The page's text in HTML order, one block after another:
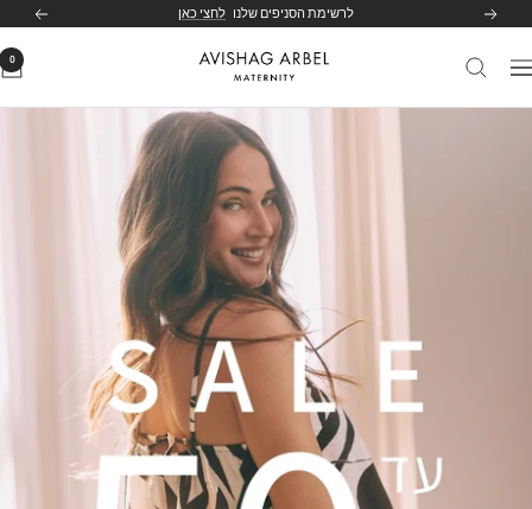
הקודם לרשימת הסניפים שלנו לחצי כאן הבא
ניווט
Avishag
Maternity
0